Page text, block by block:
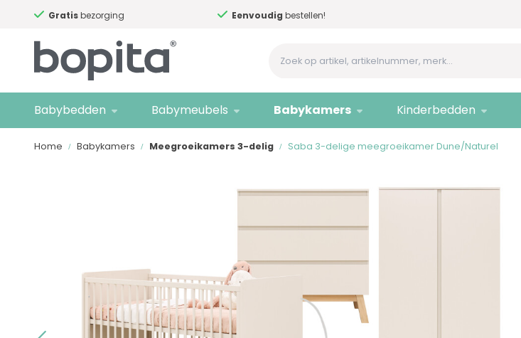
Gratisbezorging Eenvoudig bestellen!
Babybedden Babymeubels Babykamers Kinderbedden
Home Babykamers Meegroeikamers 3-delig Saba 3-delige meegroeikamer Dune/Naturel